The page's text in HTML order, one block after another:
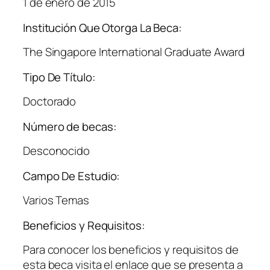
Institución Que Otorga La Beca:
The Singapore International Graduate Award
Tipo De Título:
Doctorado
Número de becas:
Desconocido
Campo De Estudio:
Varios Temas
Beneficios y Requisitos:
Para conocer los beneficios y requisitos de
esta beca visita el enlace que se presenta a